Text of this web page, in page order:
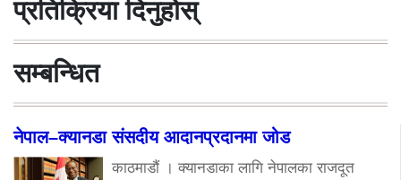
प्रतिक्रिया दिनुहोस्
सम्बन्धित
नेपाल–क्यानडा संसदीय आदानप्रदानमा जोड
काठमाडौं । क्यानडाका लागि नेपालका राजदूत